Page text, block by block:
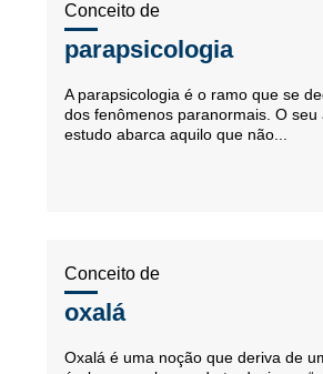
Conceito de
parapsicologia
A parapsicologia é o ramo que se
dos fenômenos paranormais. O seu
estudo abarca aquilo que não...
Conceito de
oxalá
Oxalá é uma noção que deriva de